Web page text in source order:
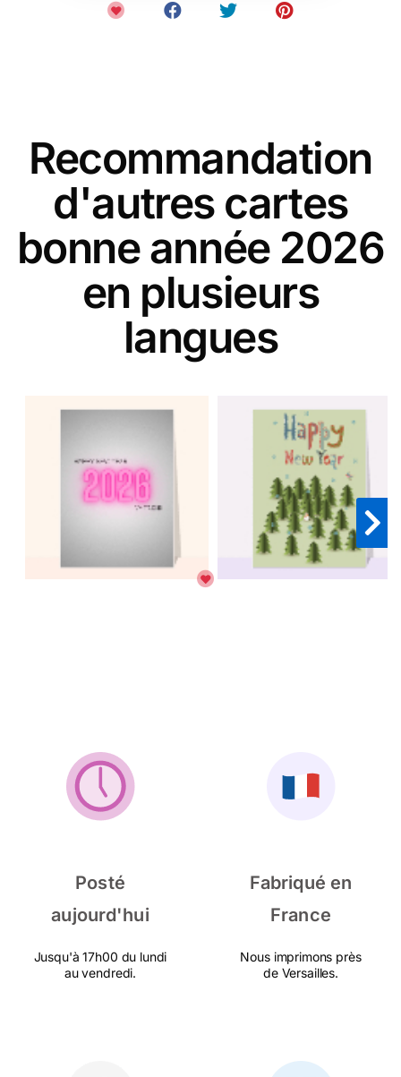
Recommandation
d'autres cartes
bonne année 2026
en plusieurs
langues
Posté
aujourd'hui
Jusqu'à 17h00 du lundi
au vendredi.
Fabriqué en
France
Nous imprimons près
de Versailles.